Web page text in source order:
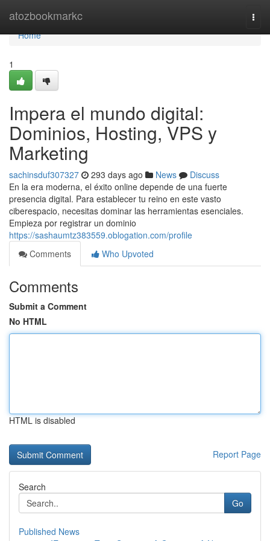
atozbookmarkc
Home
Home
1
Impera el mundo digital:
Dominios, Hosting, VPS y
Marketing
sachinsduf307327 293 days ago News
Discuss
En la era moderna, el éxito online depende de una fuerte
presencia digital. Para establecer tu reino en este vasto
ciberespacio, necesitas dominar las herramientas esenciales.
Empieza por registrar un dominio
https://sashaumtz383559.oblogation.com/profile
Comments
Who Upvoted
Comments
Submit a Comment
No HTML
HTML is disabled
Report Page
Search
Go
Published News